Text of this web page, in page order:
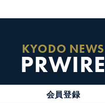
KYODO NEWS
PRWIRE
会員登録